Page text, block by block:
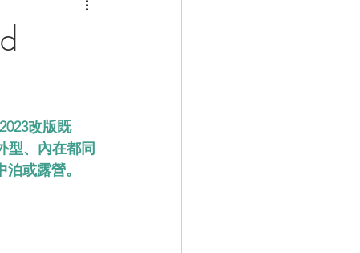
露營・遠足熱點
改版既
型、內在都同
或露營。